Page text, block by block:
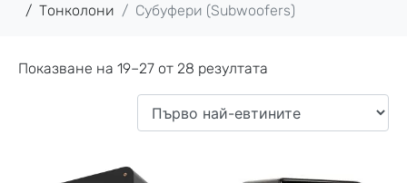
Тонколони
Субуфери (Subwoofers)
Показване на 19–27 от 28 резултата